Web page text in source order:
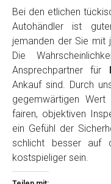
Bei den etlichen
Autohändler ist
jemanden der Sie mit
Die
Ansprechpartner für
Ankauf sind. Durch
gegemwärtigen
fairen, objektiven
ein Gefühl der
schlicht besser auf
kostspieliger sein.